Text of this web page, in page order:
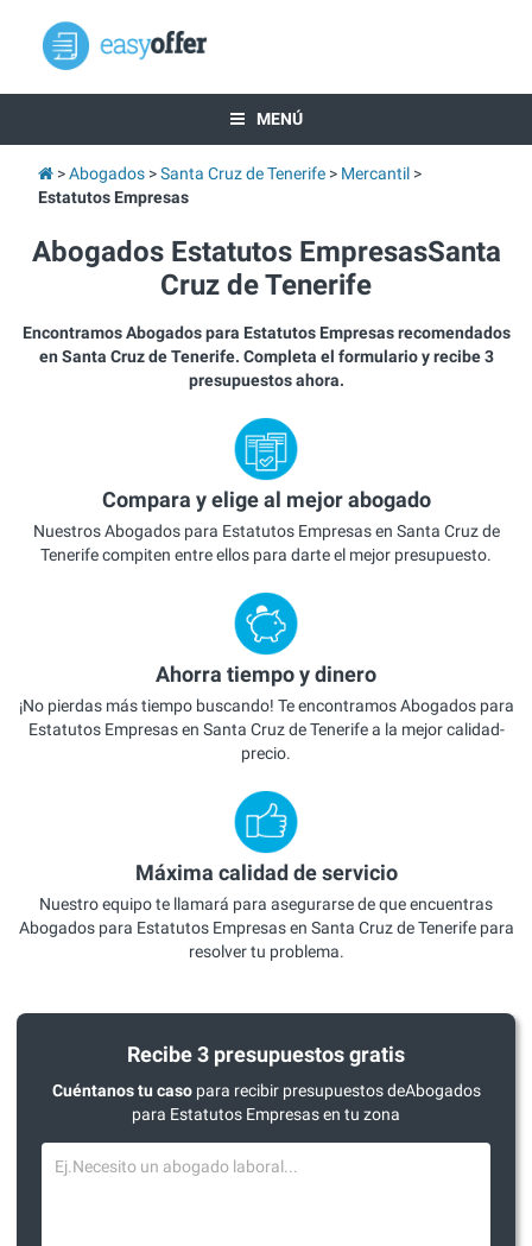
MENÚ
Abogados Santa Cruz de Tenerife
Mercantil
Estatutos Empresas
Abogados Estatutos EmpresasSanta
Cruz de Tenerife
Encontramos Abogados para Estatutos Empresas recomendados
en Santa Cruz de Tenerife. Completa el formulario y recibe 3
presupuestos ahora.
Compara y elige al mejor abogado
Nuestros Abogados para Estatutos Empresas en Santa Cruz de
Tenerife compiten entre ellos para darte el mejor presupuesto.
Ahorra tiempo y dinero
¡No pierdas más tiempo buscando! Te encontramos Abogados para
Estatutos Empresas en Santa Cruz de Tenerife a la mejor calidad-
precio.
Máxima calidad de servicio
Nuestro equipo te llamará para asegurarse de que encuentras
Abogados para Estatutos Empresas en Santa Cruz de Tenerife para
resolver tu problema.
Recibe 3 presupuestos gratis
Cuéntanos tu casopara recibir presupuestos deAbogados
para Estatutos Empresas en tu zona